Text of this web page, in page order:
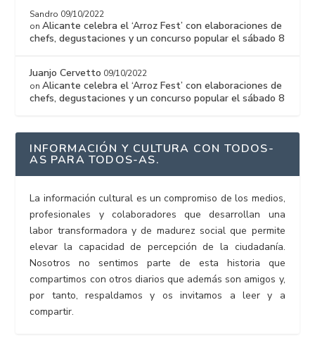
Sandro 09/10/2022
onAlicante celebra el ‘Arroz Fest’ con elaboraciones de
chefs, degustaciones y un concurso popular el sábado 8
Juanjo Cervetto 09/10/2022
onAlicante celebra el ‘Arroz Fest’ con elaboraciones de
chefs, degustaciones y un concurso popular el sábado 8
INFORMACIÓN Y CULTURA CON TODOS-
AS PARA TODOS-AS.
La información cultural es un compromiso de los medios,
profesionales y colaboradores que desarrollan una
labor transformadora y de madurez social que permite
elevar la capacidad de percepción de la ciudadanía.
Nosotros no sentimos parte de esta historia que
compartimos con otros diarios que además son amigos y,
por tanto, respaldamos y os invitamos a leer y a
compartir.